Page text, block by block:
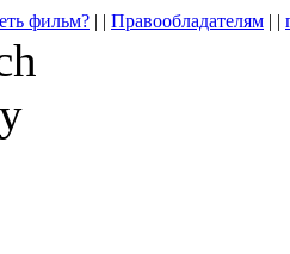
фильм? | | Правообладателям | |